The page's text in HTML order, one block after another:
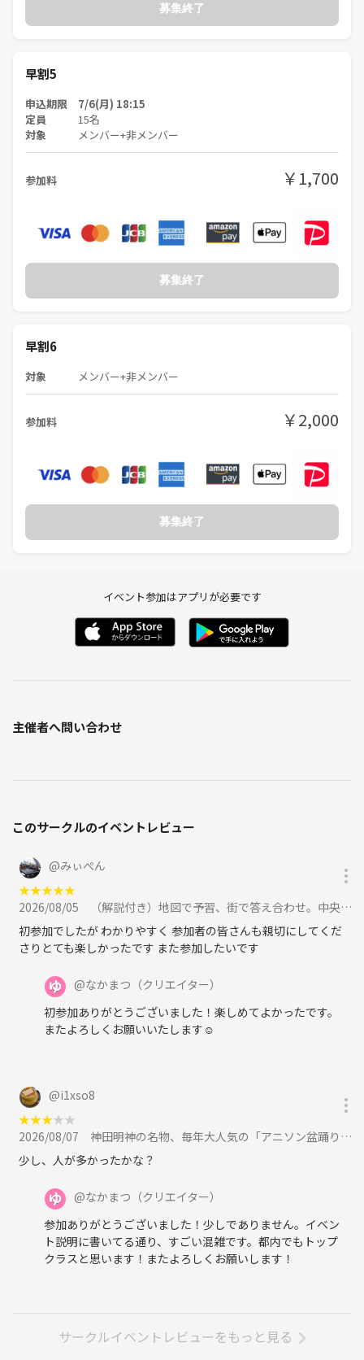
募集終了
早割5
申込期限 7/6(月) 18:15
定員 15名
対象 メンバー+非メンバー
参加料 ￥1,700
募集終了
早割6
対象 メンバー+非メンバー
参加料 ￥2,000
募集終了
イベント参加はアプリが必要です
主催者へ問い合わせ
このサークルのイベントレビュー
@みぃぺん
★★★★★
2026/08/05
（解説付き）地図で予習、街で答え合わせ。中央区の昔と今をつなぐ歴史散歩に参加
初参加でしたが わかりやすく 参加者の皆さんも親切にしてくだ
さりとても楽しかったです また参加したいです
@なかまつ （クリエイター）
初参加ありがとうございました！楽しめてよかったです。
またよろしくお願いいたします☺
@i1xso8
★★★★★
2026/08/07
神田明神の名物、毎年大人気の「アニソン盆踊り」を楽しもう！に参加
少し、人が多かったかな？
@なかまつ （クリエイター）
参加ありがとうございました！少しでありません。イベン
ト説明に書いてる通り、すごい混雑です。都内でもトップ
クラスと思います！またよろしくお願いします！
サークルイベントレビューをもっと見る